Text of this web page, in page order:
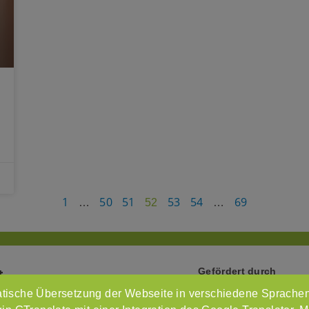
1 … 50 51 52 53 54 … 69
Übersetzung der Webseite in verschiedene
Gefördert durch